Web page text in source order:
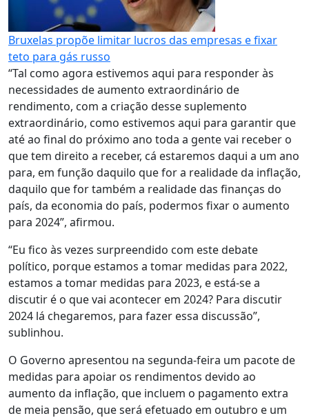
Bruxelas propõe limitar lucros das empresas e fixar
teto para gás russo
“Tal como agora estivemos aqui para responder às
necessidades de aumento extraordinário de
rendimento, com a criação desse suplemento
extraordinário, como estivemos aqui para garantir que
até ao final do próximo ano toda a gente vai receber o
que tem direito a receber, cá estaremos daqui a um ano
para, em função daquilo que for a realidade da inflação,
daquilo que for também a realidade das finanças do
país, da economia do país, podermos fixar o aumento
para 2024”, afirmou.
“Eu fico às vezes surpreendido com este debate
político, porque estamos a tomar medidas para 2022,
estamos a tomar medidas para 2023, e está-se a
discutir é o que vai acontecer em 2024? Para discutir
2024 lá chegaremos, para fazer essa discussão”,
sublinhou.
O Governo apresentou na segunda-feira um pacote de
medidas para apoiar os rendimentos devido ao
aumento da inflação, que incluem o pagamento extra
de meia pensão, que será efetuado em outubro e um